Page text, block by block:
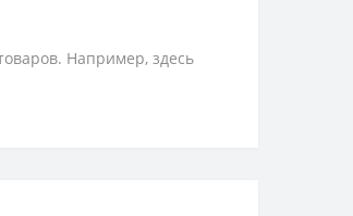
Например, здесь